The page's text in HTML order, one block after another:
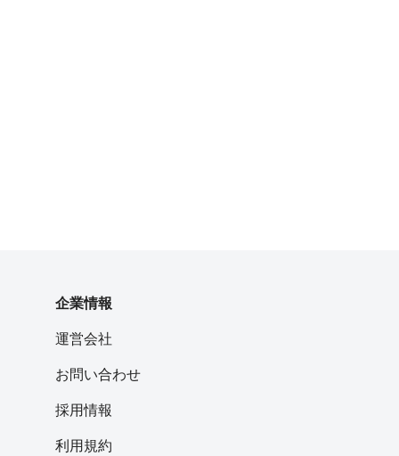
企業情報
運営会社
お問い合わせ
採用情報
利用規約